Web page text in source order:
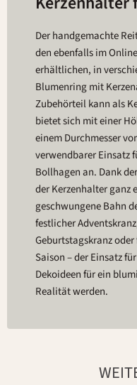
Der handgemachte
den ebenfalls im
erhältlichen, in
Blumenring mit
Zubehörteil kann als
bietet sich mit einer
einem Durchmesser
verwendbarer Einsatz
Bollhagen an. Dank
der Kerzenhalter
geschwungene Bahn
festlicher
Geburtstagskranz
Saison – der Einsatz
Dekoideen für ein
Realität werden.